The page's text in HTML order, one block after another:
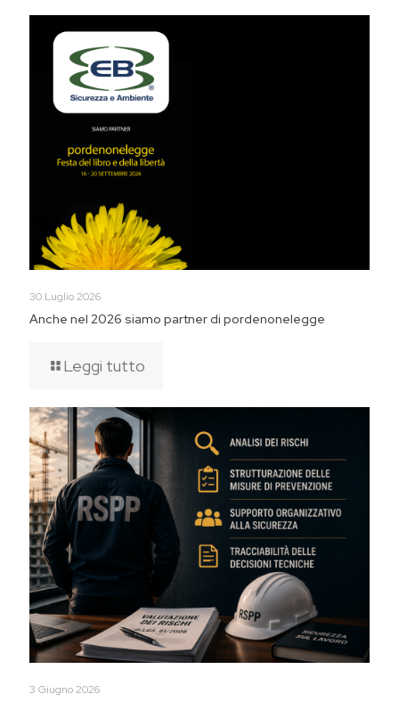
30 Luglio 2026
Anche nel 2026 siamo partner di pordenonelegge
Leggi tutto
3 Giugno 2026